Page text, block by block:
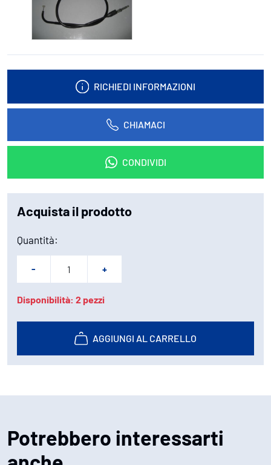
RICHIEDI INFORMAZIONI
CHIAMACI
CONDIVIDI
Acquista il prodotto
Quantità:
- +
Disponibilità: 2 pezzi
AGGIUNGI AL CARRELLO
Potrebbero interessarti